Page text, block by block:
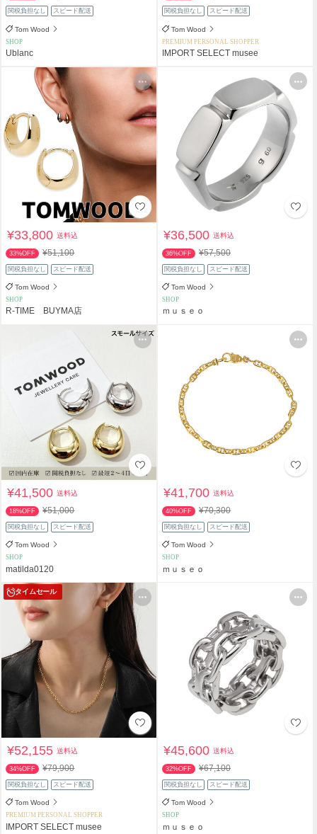
関税負担なし スピード配送
Tom Wood
SHOP
Ublanc
関税負担なし スピード配送
Tom Wood
PREMIUM PERSONAL SHOPPER
IMPORT SELECT musee
¥33,800送料込
33%OFF ¥51,100
関税負担なし スピード配送
Tom Wood
SHOP
R-TIME BUYMA店
¥36,500送料込
36%OFF ¥57,500
関税負担なし スピード配送
Tom Wood
SHOP
ｍｕｓｅｏ
¥41,500送料込
18%OFF ¥51,000
関税負担なし スピード配送
Tom Wood
SHOP
matilda0120
¥41,700送料込
40%OFF ¥70,300
関税負担なし スピード配送
Tom Wood
SHOP
ｍｕｓｅｏ
タイムセール
¥52,155送料込
34%OFF ¥79,900
関税負担なし スピード配送
Tom Wood
PREMIUM PERSONAL SHOPPER
IMPORT SELECT musee
¥45,600送料込
32%OFF ¥67,100
関税負担なし スピード配送
Tom Wood
SHOP
ｍｕｓｅｏ